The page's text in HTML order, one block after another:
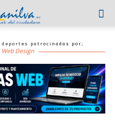
patrocinadas por;
Design